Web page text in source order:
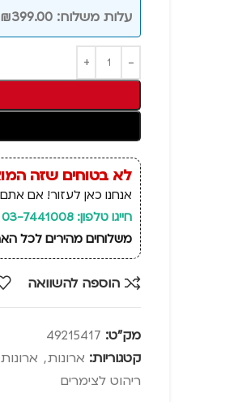
עלות משלוח: ₪399.00 (כולל מע"מ)
לא בטוחים שזה
אנחנו כאן לעזור! אם
חייגו טלפון: 03-7441008
משלוחים מהירים לכל הארץ, זמן אספקה: 14
הוספה להשוואה
מק"ט: 49215417
קטגוריות: ארונות,
ריהוט לצימרים